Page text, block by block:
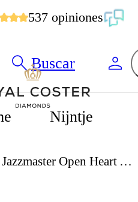
537 opiniones
Buscar
Nijntje